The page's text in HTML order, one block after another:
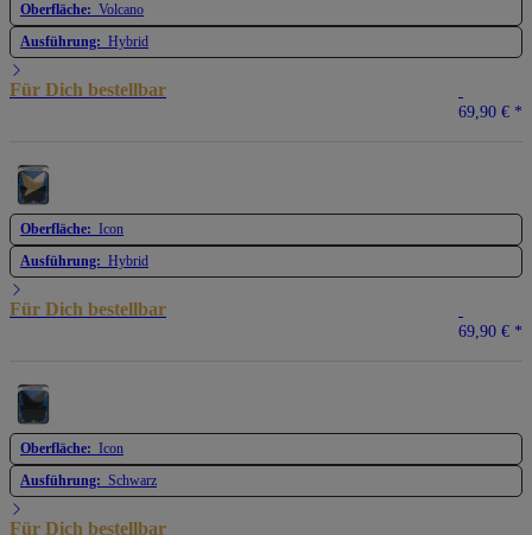
Oberfläche: Volcano
Ausführung: Hybrid
Für Dich bestellbar
69,90 € *
Oberfläche: Icon
Ausführung: Hybrid
Für Dich bestellbar
69,90 € *
Oberfläche: Icon
Ausführung: Schwarz
Für Dich bestellbar